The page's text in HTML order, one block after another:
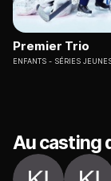
Premier Trio
ENFANTS SÉRIES
Au casting